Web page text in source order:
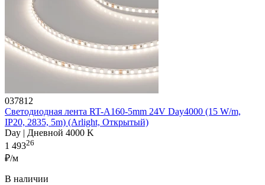
037812
Светодиодная лента RT-A160-5mm 24V Day4000 (15 W/m,
IP20, 2835, 5m) (Arlight, Открытый)
Day | Дневной 4000 K
1 49326
₽/м
В наличии